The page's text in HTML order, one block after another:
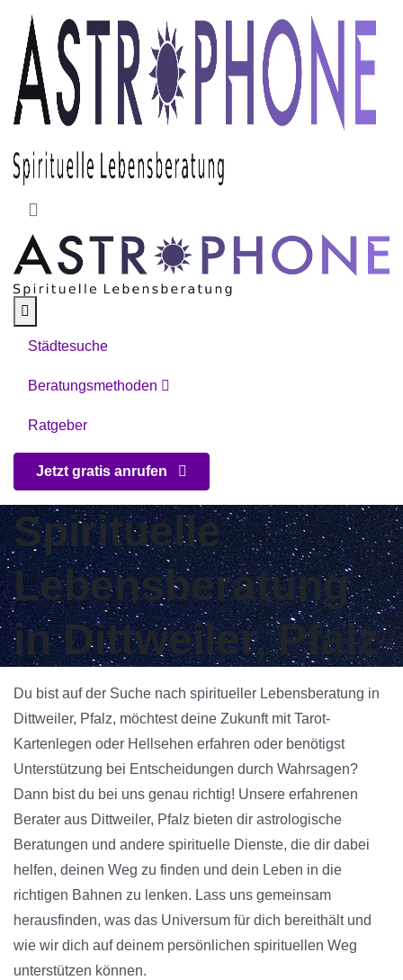
Skip to main content
Städtesuche
Beratungsmethoden
Ratgeber
Jetzt gratis anrufen
Spirituelle
Lebensberatung
in Dittweiler, Pfalz
Du bist auf der Suche nach spiritueller Lebensberatung in
Dittweiler, Pfalz, möchtest deine Zukunft mit Tarot-
Kartenlegen oder Hellsehen erfahren oder benötigst
Unterstützung bei Entscheidungen durch Wahrsagen?
Dann bist du bei uns genau richtig! Unsere erfahrenen
Berater aus Dittweiler, Pfalz bieten dir astrologische
Beratungen und andere spirituelle Dienste, die dir dabei
helfen, deinen Weg zu finden und dein Leben in die
richtigen Bahnen zu lenken. Lass uns gemeinsam
herausfinden, was das Universum für dich bereithält und
wie wir dich auf deinem persönlichen spirituellen Weg
unterstützen können.